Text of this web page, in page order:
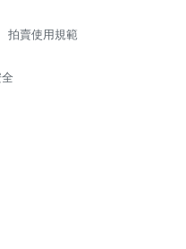
拍賣使用規範